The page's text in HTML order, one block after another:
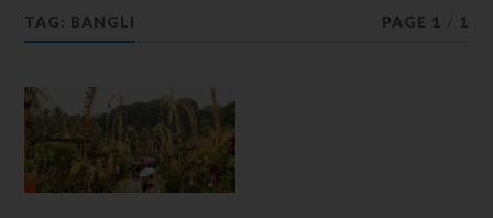
TAG: BANGLI PAGE 1 1